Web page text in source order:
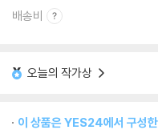
배송비
오늘의 작가상
이 상품은 YES24에서 구성